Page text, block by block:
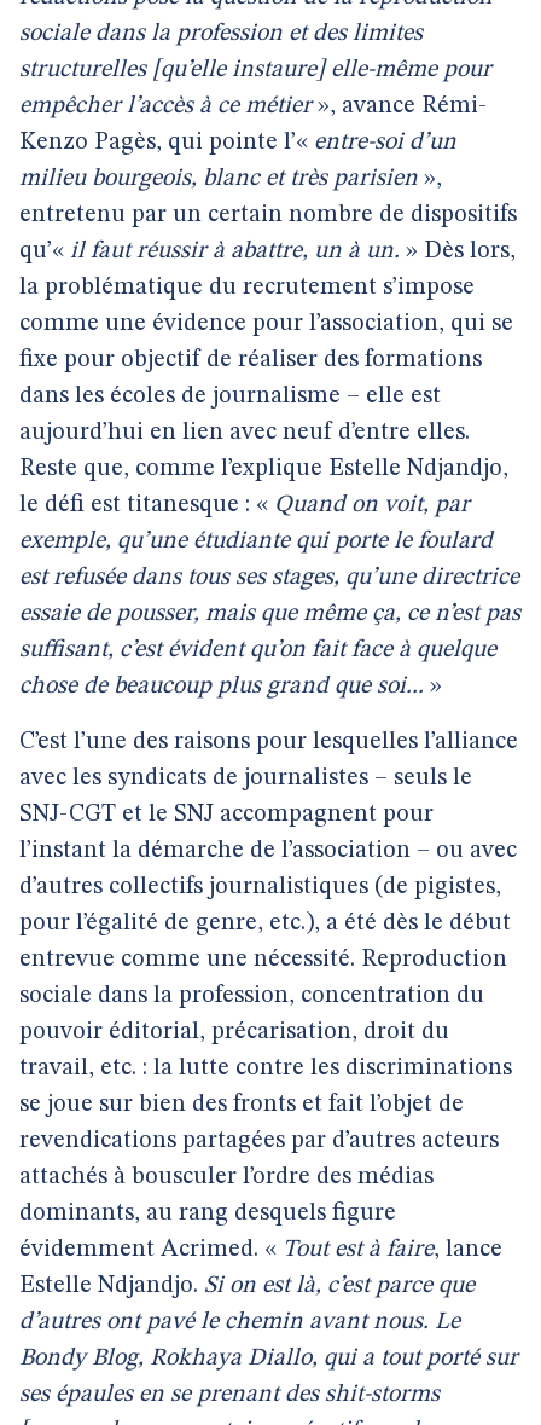
sociale dans la profession et des limites
structurelles [qu’elle instaure] elle-même pour
empêcher l’accès à ce métier», avance Rémi-
Kenzo Pagès, qui pointe l’« entre-soi d’un
milieu bourgeois, blanc et très parisien »,
entretenu par un certain nombre de dispositifs
qu’« il faut réussir à abattre, un à un. » Dès lors,
la problématique du recrutement s’impose
comme une évidence pour l’association, qui se
fixe pour objectif de réaliser des formations
dans les écoles de journalisme – elle est
aujourd’hui en lien avec neuf d’entre elles.
Reste que, comme l’explique Estelle Ndjandjo,
le défi est titanesque : « Quand on voit, par
exemple, qu’une étudiante qui porte le foulard
est refusée dans tous ses stages, qu’une directrice
essaie de pousser, mais que même ça, ce n’est pas
suffisant, c’est évident qu’on fait face à quelque
chose de beaucoup plus grand que soi... »
C’est l’une des raisons pour lesquelles l’alliance
avec les syndicats de journalistes – seuls le
SNJ-CGT et le SNJ accompagnent pour
l’instant la démarche de l’association – ou avec
d’autres collectifs journalistiques (de pigistes,
pour l’égalité de genre, etc.), a été dès le début
entrevue comme une nécessité. Reproduction
sociale dans la profession, concentration du
pouvoir éditorial, précarisation, droit du
travail, etc. : la lutte contre les discriminations
se joue sur bien des fronts et fait l’objet de
revendications partagées par d’autres acteurs
attachés à bousculer l’ordre des médias
dominants, au rang desquels figure
évidemment Acrimed. « Tout est à faire, lance
Estelle Ndjandjo. Si on est là, c’est parce que
d’autres ont pavé le chemin avant nous. Le
Bondy Blog, Rokhaya Diallo, qui a tout porté sur
ses épaules en se prenant des shit-storms